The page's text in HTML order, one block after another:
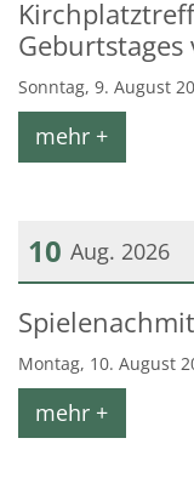
Geburtstages
Sonntag, 9. August
mehr +
10 Aug. 2026
Datum: 10.
Montag, 10. August
mehr +